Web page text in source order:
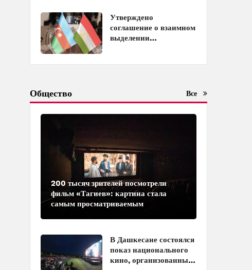
Утверждено
соглашение о взаимном
выделении
Общество Все
200 тысяч зрителей посмотрели
фильм «Тагиев»: картина стала
самым просматриваемым
В Дашкесане состоялся
показ национального
кино, организованный